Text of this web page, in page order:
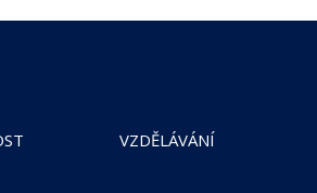
VZDĚLÁVÁNÍ